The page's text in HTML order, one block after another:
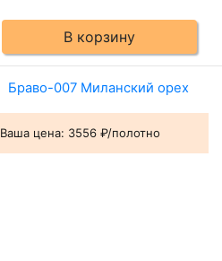
В корзину
Браво-007 Миланский орех
Ваша цена: 3556 ₽/полотно